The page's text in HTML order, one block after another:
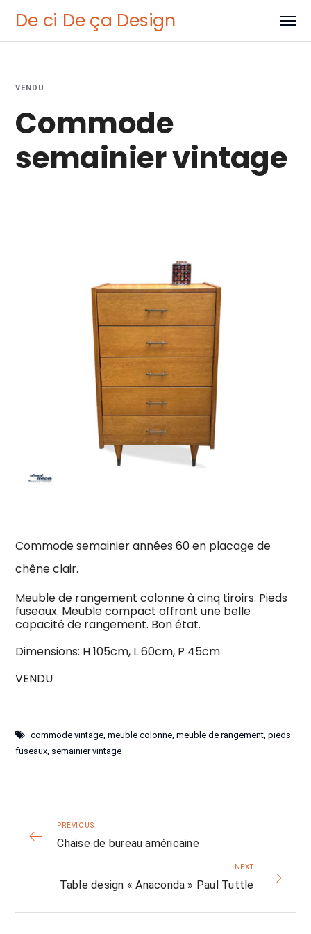
De ci De ça Design
VENDU
Commode
semainier vintage
Commode semainier années 60 en placage de
chêne clair.
Meuble de rangement colonne à cinq tiroirs. Pieds
fuseaux. Meuble compact offrant une belle
capacité de rangement. Bon état.
Dimensions: H 105cm, L 60cm, P 45cm
VENDU
commode vintage,meuble colonne,meuble de rangement,pieds
fuseaux, semainier vintage
PREVIOUS
Chaise de bureau américaine
NEXT
Table design « Anaconda » Paul Tuttle